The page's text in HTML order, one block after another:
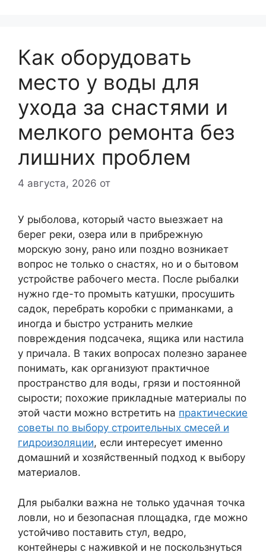
Как оборудовать
место у воды для
ухода за снастями и
мелкого ремонта без
лишних проблем
4 августа, 2026 от
У рыболова, который часто выезжает на
берег реки, озера или в прибрежную
морскую зону, рано или поздно возникает
вопрос не только о снастях, но и о бытовом
устройстве рабочего места. После рыбалки
нужно где-то промыть катушки, просушить
садок, перебрать коробки с приманками, а
иногда и быстро устранить мелкие
повреждения подсачека, ящика или настила
у причала. В таких вопросах полезно заранее
понимать, как организуют практичное
пространство для воды, грязи и постоянной
сырости; похожие прикладные материалы по
этой части можно встретить на практические
советы по выбору строительных смесей и
гидроизоляции, если интересует именно
домашний и хозяйственный подход к выбору
материалов.
Для рыбалки важна не только удачная точка
ловли, но и безопасная площадка, где можно
устойчиво поставить стул, ведро,
контейнеры с наживкой и не поскользнуться